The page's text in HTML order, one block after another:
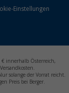
Einstellungen
€ innerhalb Österreich,
solange der Vorrat reicht.
Preis bei Berger.